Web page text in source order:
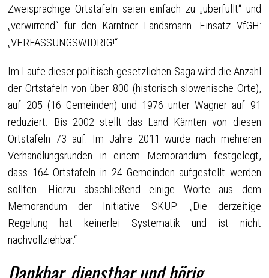
Zweisprachige Ortstafeln seien einfach zu „überfüllt“ und
„verwirrend“ für den Kärntner Landsmann. Einsatz VfGH:
„VERFASSUNGSWIDRIG!“
Im Laufe dieser politisch-gesetzlichen Saga wird die Anzahl
der Ortstafeln von über 800 (historisch slowenische Orte),
auf 205 (16 Gemeinden) und 1976 unter Wagner auf 91
reduziert. Bis 2002 stellt das Land Kärnten von diesen
Ortstafeln 73 auf. Im Jahre 2011 wurde nach mehreren
Verhandlungsrunden in einem Memorandum festgelegt,
dass 164 Ortstafeln in 24 Gemeinden aufgestellt werden
sollten. Hierzu abschließend einige Worte aus dem
Memorandum der Initiative SKUP: „Die derzeitige
Regelung hat keinerlei Systematik und ist nicht
nachvollziehbar.“